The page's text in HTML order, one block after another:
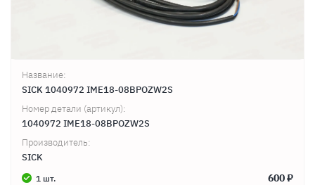
Название:
SICK 1040972 IME18-08BPOZW2S
Номер детали (артикул):
1040972 IME18-08BPOZW2S
Производитель:
SICK
1 шт. 600 ₽